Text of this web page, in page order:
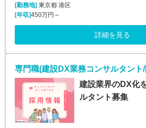
[勤務地] 東京都 港区
[年収]450万円～
詳細を見る
専門職(建設DX業務コンサルタント
建設業界のDX化
ルタント募集